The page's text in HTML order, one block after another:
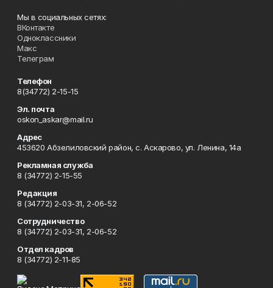
Мы в социальных сетях:
ВКонтакте
Одноклассники
Макс
Телеграм
Телефон
8(34772) 2-15-15
Эл. почта
oskon_askar@mail.ru
Адрес
453620 Абзелиловский район, с. Аскарово, ул. Ленина, 14а
Рекламная служба
8 (34772) 2-15-55
Редакция
8 (34772) 2-03-31, 2-06-52
Сотрудничество
8 (34772) 2-03-31, 2-06-52
Отдел кадров
8 (34772) 2-11-85